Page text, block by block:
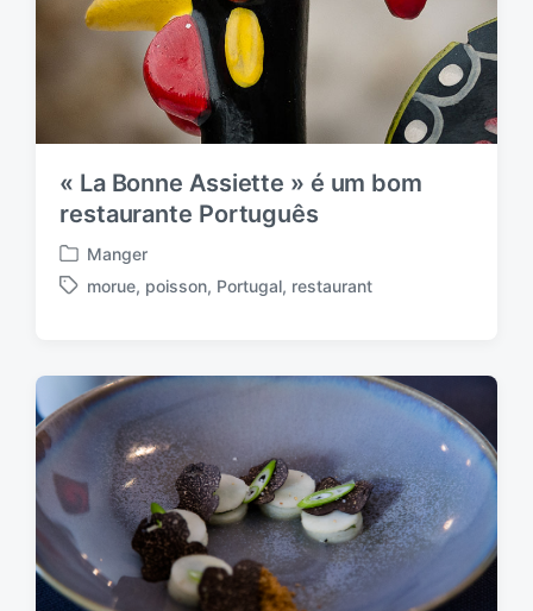
« La Bonne Assiette » é um bom
restaurante Português
P
o
i
n
Manger
T
g
d
w
i
t
h
morue, poisson, Portugal, restaurant